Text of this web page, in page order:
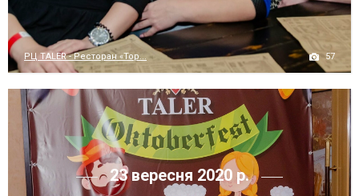
РЦ TALER - Ресторан «Тор... 57
23 вересня 2020 р.